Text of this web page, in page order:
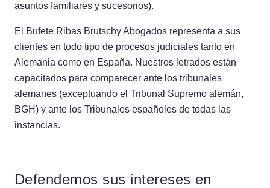
asuntos familiares y sucesorios).
El Bufete Ribas Brutschy Abogados representa a sus
clientes en todo tipo de procesos judiciales tanto en
Alemania como en España. Nuestros letrados están
capacitados para comparecer ante los tribunales
alemanes (exceptuando el Tribunal Supremo alemán,
BGH) y ante los Tribunales españoles de todas las
instancias.
Defendemos sus intereses en